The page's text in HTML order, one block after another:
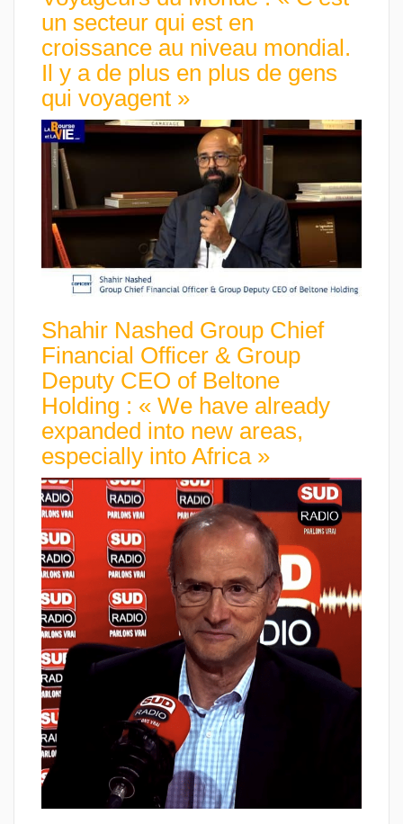
un secteur qui est en
croissance au niveau mondial.
Il y a de plus en plus de gens
qui voyagent »
Shahir Nashed Group Chief
Financial Officer & Group
Deputy CEO of Beltone
Holding : « We have already
expanded into new areas,
especially into Africa »